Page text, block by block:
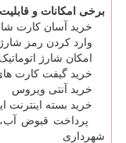
برخی امکانات و
خرید آسان کارت شارژ
وارد کردن رمز
امکان شارژ
خرید گیفت کارت های
خرید آنتی ویروس
خرید بسته اینترنت
پرداخت قبوض آب،
شهرداری